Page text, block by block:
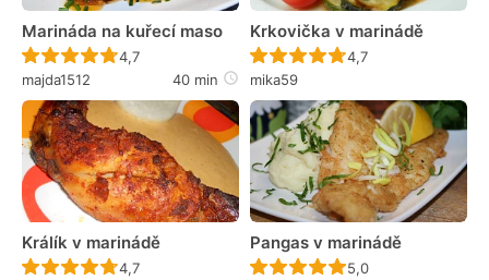
Marináda na kuřecí maso
Recept ještě nebyl hodnocen
4,7
majda1512
40 min
Krkovička v marinádě
Recept ještě nebyl
4,7
mika59
Králík v marinádě
Recept ještě nebyl hodnocen
4,7
Pangas v marinádě
Recept ještě nebyl
5,0